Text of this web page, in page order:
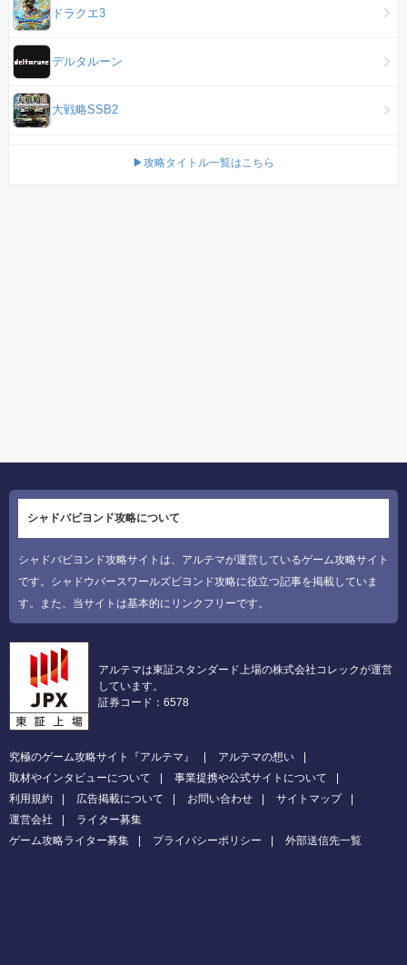
ドラクエ3
デルタルーン
大戦略SSB2
▶攻略タイトル一覧はこちら
シャドバビヨンド攻略について
シャドバビヨンド攻略サイトは、アルテマが運営しているゲーム攻略サイト
です。シャドウバースワールズビヨンド攻略に役立つ記事を掲載していま
す。また、当サイトは基本的にリンクフリーです。
アルテマは東証スタンダード上場の株式会社コレックが運営
しています。
証券コード：6578
究極のゲーム攻略サイト『アルテマ』
アルテマの想い
取材やインタビューについて
事業提携や公式サイトについて
利用規約
広告掲載について お問い合わせ
サイトマップ
運営会社
ライター募集
ゲーム攻略ライター募集
プライバシーポリシー 外部送信先一覧